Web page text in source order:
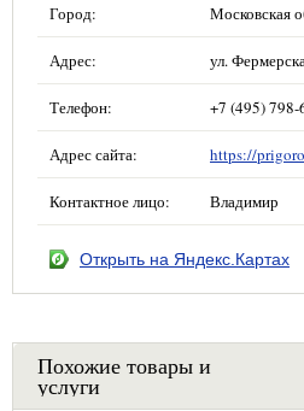
Город: Московская
Адрес: ул.
Телефон: +7 (495) 798-
Адрес сайта: https://
Контактное лицо: Владимир
Открыть на Яндекс.Картах
Похожие товары и
услуги